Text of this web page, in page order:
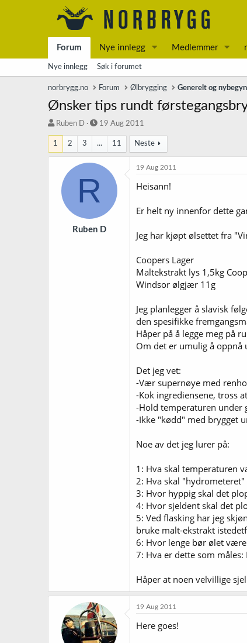
Forum Nye innlegg Medlemmer
Nye innlegg Søk i forumet
norbrygg.no Forum Ølbrygging Generelt og
Ønsker tips rundt
T
r
å
d
Ruben D
S
a
r
t
a
19 Aug 2011
1 2 3 ... 11 Neste
R
Ruben D
19 Aug 2011
Heisann!
Er helt ny innenfor dette
Jeg har kjøpt ølsettet fra
Coopers Lager
Maltekstrakt lys 1,5kg
Windsor ølgjær 11g
Jeg planlegger å slavisk
den spesifikke
Håper på å legge meg på
Om det er umulig å oppnå
Det jeg vet:
-Vær supernøye med
-Kok ingrediensene, tross
-Hold temperaturen under
-Ikke "kødd" med brygget
Noe av det jeg lurer på:
1: Hva skal temperaturen
2: Hva skal
3: Hvor hyppig skal det
4: Hvor sjeldent skal det
5: Ved flasking har jeg
bruke malt-ekstrakt
6: Hvor lenge bør ølet
7: Hva er dette som måles:
Håper at noen velvillige
19 Aug 2011
Here goes!